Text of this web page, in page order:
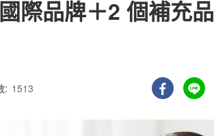
際品牌＋2 個補充品
: 1513